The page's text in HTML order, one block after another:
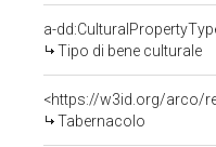
a-
Tipo di bene culturale
<https://w3id.org/arco/
Tabernacolo